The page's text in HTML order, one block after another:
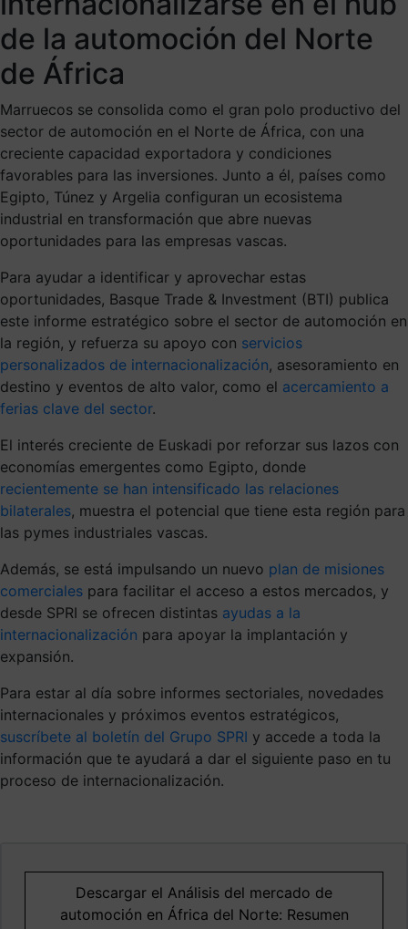
de la automoción del Norte
de África
Marruecos se consolida como el gran polo productivo del
sector de automoción en el Norte de África, con una
creciente capacidad exportadora y condiciones
favorables para las inversiones. Junto a él, países como
Egipto, Túnez y Argelia configuran un ecosistema
industrial en transformación que abre nuevas
oportunidades para las empresas vascas.
Para ayudar a identificar y aprovechar estas
oportunidades, Basque Trade & Investment (BTI) publica
este informe estratégico sobre el sector de automoción en
la región, y refuerza su apoyo con servicios
personalizados de internacionalización, asesoramiento en
destino y eventos de alto valor, como el acercamiento a
ferias clave del sector.
El interés creciente de Euskadi por reforzar sus lazos con
economías emergentes como Egipto, donde
recientemente se han intensificado las relaciones
bilaterales, muestra el potencial que tiene esta región para
las pymes industriales vascas.
Además, se está impulsando un nuevo plan de misiones
comerciales para facilitar el acceso a estos mercados, y
desde SPRI se ofrecen distintas ayudas a la
internacionalización para apoyar la implantación y
expansión.
Para estar al día sobre informes sectoriales, novedades
internacionales y próximos eventos estratégicos,
suscríbete al boletín del Grupo SPRI y accede a toda la
información que te ayudará a dar el siguiente paso en tu
proceso de internacionalización.
Descargar el Análisis del mercado de
automoción en África del Norte: Resumen